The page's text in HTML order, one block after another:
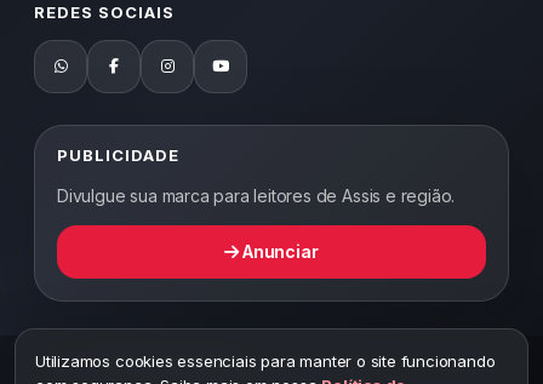
REDES SOCIAIS
PUBLICIDADE
Divulgue sua marca para leitores de Assis e região.
Anunciar
2026 ©Abordagem Notícias— Todos os direitos reservados —
Utilizamos cookies essenciais para manter o site funcionando